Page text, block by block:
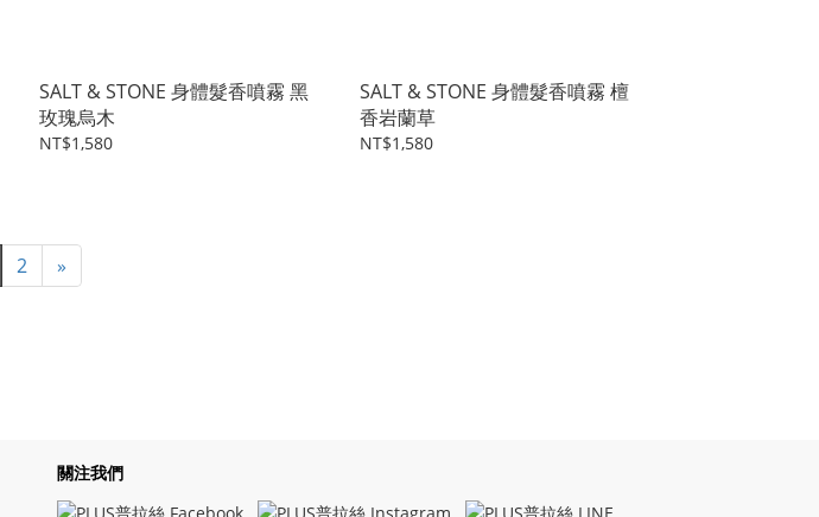
SALT & STONE 身體髮香噴霧 黑
玫瑰烏木
NT$1,580
SALT & STONE 身體髮香噴霧 檀
香岩蘭草
NT$1,580
2 »
關注我們